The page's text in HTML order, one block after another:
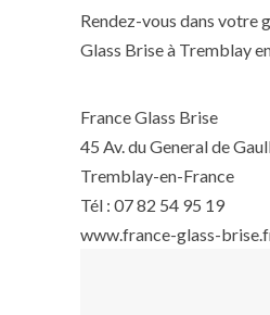
Rendez-vous dans votre
Glass Brise à Tremblay
France Glass Brise
45 Av. du General de
Tremblay-en-France
Tél : 07 82 54 95 19
www.france-glass-